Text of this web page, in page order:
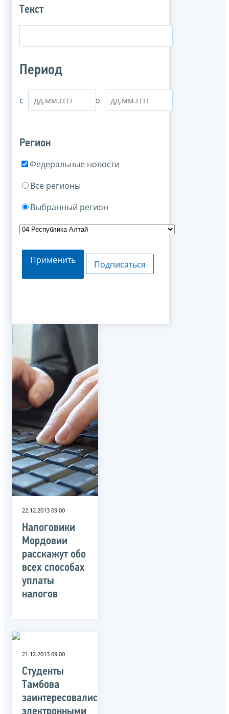
Текст
Период
с по
Регион
Федеральные новости
Все регионы
Выбранный регион
Применить Подписаться
22.12.2013 09:00
Налоговики
Мордовии
расскажут обо
всех способах
уплаты
налогов
21.12.2013 09:00
Студенты
Тамбова
заинтересовались
электронными